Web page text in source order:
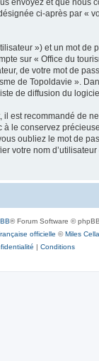
ci-après par
») et un mot
sur « Office du
de votre mot de
de Topoldavie ».
de diffusion du
est recommandé de
le conservez
oubliez le mot de
nom
® Forum Software ©
officielle ©Miles
| Conditions